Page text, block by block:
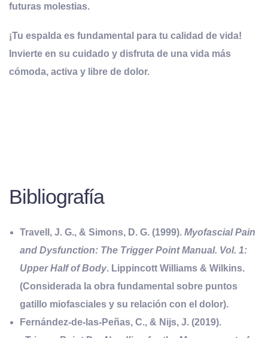
futuras molestias.
¡Tu espalda es fundamental para tu calidad de vida!
Invierte en su cuidado y disfruta de una vida más
cómoda, activa y libre de dolor.
Bibliografía
Travell, J. G., & Simons, D. G. (1999).Myofascial Pain
and Dysfunction: The Trigger Point Manual. Vol. 1:
Upper Half of Body. Lippincott Williams & Wilkins.
(Considerada la obra fundamental sobre puntos
gatillo miofasciales y su relación con el dolor).
Fernández-de-las-Peñas, C., & Nijs, J. (2019).